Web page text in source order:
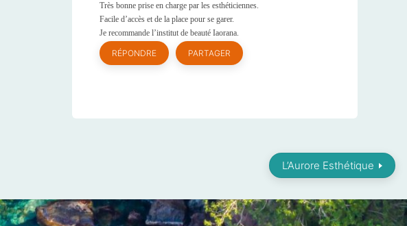
Très bonne prise en charge par les esthéticiennes.
Facile d’accès et de la place pour se garer.
Je recommande l’institut de beauté Iaorana.
RÉPONDRE PARTAGER
L’Aurore Esthétique